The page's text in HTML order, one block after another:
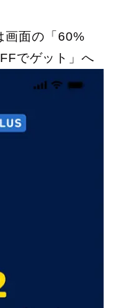
画面の「60%
でゲット」へ